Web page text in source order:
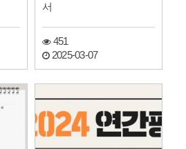
서
451
2025-03-07